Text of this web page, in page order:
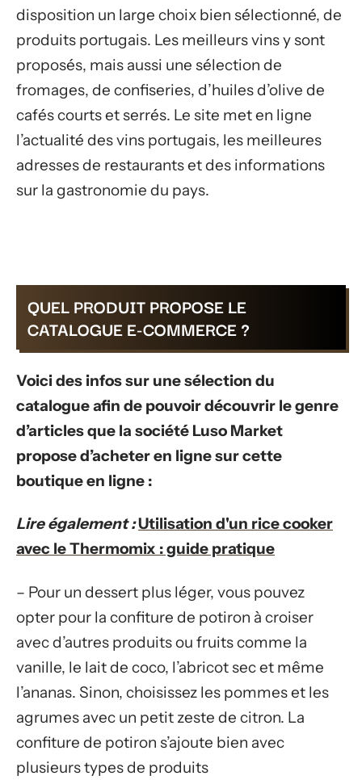
disposition un large choix bien sélectionné, de
produits portugais. Les meilleurs vins y sont
proposés, mais aussi une sélection de
fromages, de confiseries, d’huiles d’olive de
cafés courts et serrés. Le site met en ligne
l’actualité des vins portugais, les meilleures
adresses de restaurants et des informations
sur la gastronomie du pays.
QUEL PRODUIT PROPOSE LE
CATALOGUE E-COMMERCE ?
Voici des infos sur une sélection du
catalogue afin de pouvoir découvrir le genre
d’articles que la société Luso Market
propose d’acheter en ligne sur cette
boutique en ligne :
Lire également :Utilisation d'un rice cooker
avec le Thermomix : guide pratique
– Pour un dessert plus léger, vous pouvez
opter pour la confiture de potiron à croiser
avec d’autres produits ou fruits comme la
vanille, le lait de coco, l’abricot sec et même
l’ananas. Sinon, choisissez les pommes et les
agrumes avec un petit zeste de citron. La
confiture de potiron s’ajoute bien avec
plusieurs types de produits